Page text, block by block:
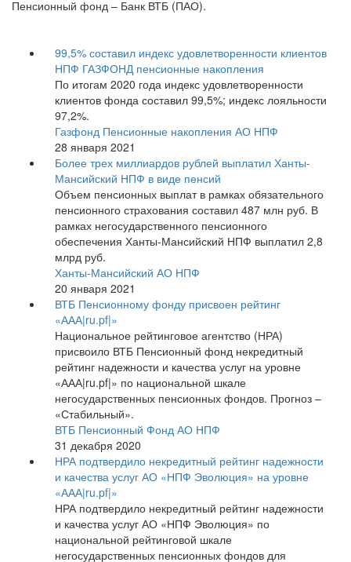
Пенсионный фонд – Банк ВТБ (ПАО).
99,5% составил индекс удовлетворенности клиентов
НПФ ГАЗФОНД пенсионные накопления
По итогам 2020 года индекс удовлетворенности
клиентов фонда составил 99,5%; индекс лояльности
97,2%.
Газфонд Пенсионные накопления АО НПФ
28 января 2021
Более трех миллиардов рублей выплатил Ханты-
Мансийский НПФ в виде пенсий
Объем пенсионных выплат в рамках обязательного
пенсионного страхования составил 487 млн руб. В
рамках негосударственного пенсионного
обеспечения Ханты-Мансийский НПФ выплатил 2,8
млрд руб.
Ханты-Мансийский АО НПФ
20 января 2021
ВТБ Пенсионному фонду присвоен рейтинг
«ААА|ru.pf|»
Национальное рейтинговое агентство (НРА)
присвоило ВТБ Пенсионный фонд некредитный
рейтинг надежности и качества услуг на уровне
«ААА|ru.pf|» по национальной шкале
негосударственных пенсионных фондов. Прогноз –
«Стабильный».
ВТБ Пенсионный Фонд АО НПФ
31 декабря 2020
НРА подтвердило некредитный рейтинг надежности
и качества услуг АО «НПФ Эволюция» на уровне
«ААА|ru.pf|»
НРА подтвердило некредитный рейтинг надежности
и качества услуг АО «НПФ Эволюция» по
национальной рейтинговой шкале
негосударственных пенсионных фондов для